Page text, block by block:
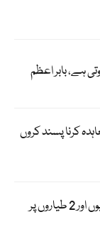
ہے، بابر اعظم
کرنا پسند کروں
امریکا نے ایران سے منسلک 3 کمپنیوں اور 2 طیاروں پر